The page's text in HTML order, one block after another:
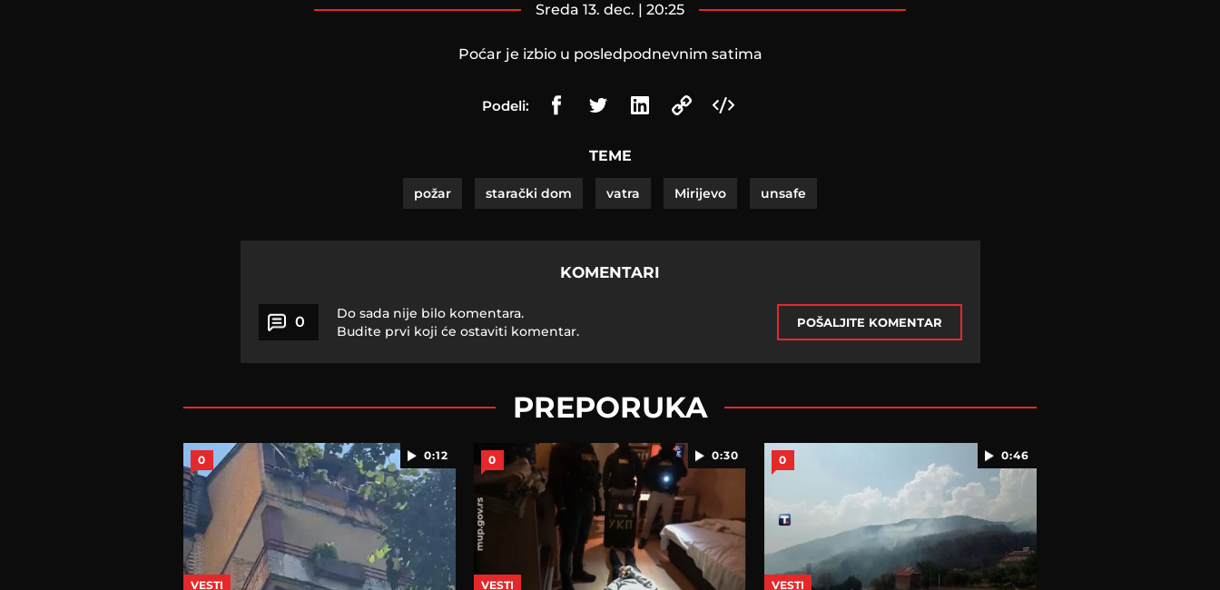
sreda 13. dec. | 20:25
Poćar je izbio u posledpodnevnim satima
Podeli:
TEME
požar starački dom vatra Mirijevo unsafe
KOMENTARI
0
Do sada nije bilo komentara.
Budite prvi koji će ostaviti komentar.
POŠALJITE KOMENTAR
PREPORUKA
0:12
0
VESTI
0:30
0
VESTI
0:46
0
VESTI